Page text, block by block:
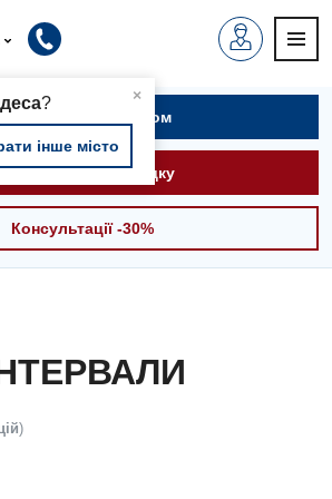
×
?
інше місто
Записатися на прийом
Викликати швидку
Консультації -30%
)